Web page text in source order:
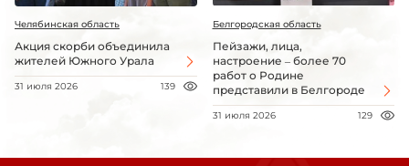
Челябинская область
Акция скорби объединила
жителей Южного Урала
31 июля 2026 139
Белгородская область
Пейзажи, лица,
настроение – более 70
работ о Родине
представили в Белгороде
31 июля 2026 129